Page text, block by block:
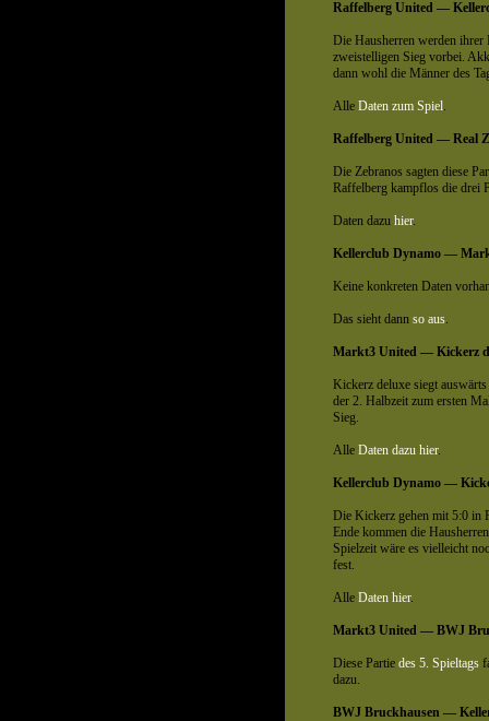
Raffelberg United —
Die Hausherren werden ihrer
zweistelligen Sieg vorbei.
dann wohl die Männer des
Alle Daten zum Spiel.
Raffelberg United — Real
Die Zebranos sagten diese
Raffelberg kampflos die drei
Daten dazu hier.
Kellerclub Dynamo —
Keine konkreten Daten
Das sieht dann so aus.
Markt3 United — Kickerz
Kickerz deluxe siegt
der 2. Halbzeit zum ersten
Sieg.
Alle Daten dazu hier.
Kellerclub Dynamo —
Die Kickerz gehen mit 5:0 in
Ende kommen die
Spielzeit wäre es vielleicht
fest.
Alle Daten hier.
Markt3 United — BWJ
Diese Partie des 5. Spieltags
dazu.
BWJ Bruckhausen —